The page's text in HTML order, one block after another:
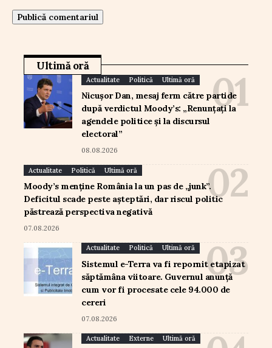
Ultimă oră
Actualitate Politică Ultimă oră
Nicușor Dan, mesaj ferm către partide
după verdictul Moody’s: „Renunțați la
agendele politice și la discursul
electoral”
08.08.2026
Actualitate Politică Ultimă oră
Moody’s menține România la un pas de „junk”.
Deficitul scade peste așteptări, dar riscul politic
păstrează perspectiva negativă
07.08.2026
Actualitate Politică Ultimă oră
Sistemul e-Terra va fi repornit etapizat
săptămâna viitoare. Guvernul anunță
cum vor fi procesate cele 94.000 de
cereri
07.08.2026
Actualitate Externe Ultimă oră